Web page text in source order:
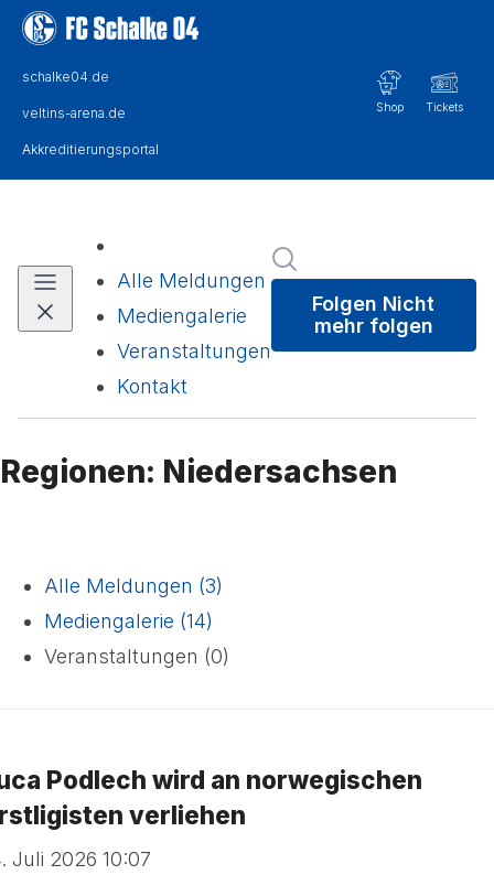
Alle Meldungen
Mediengalerie
Veranstaltungen
Kontakt
Folgen Nicht
mehr folgen
Regionen: Niedersachsen
Alle Meldungen (3)
Mediengalerie (14)
Veranstaltungen (0)
Podlech wird an norwegischen
verliehen
Juli 2026 10:07